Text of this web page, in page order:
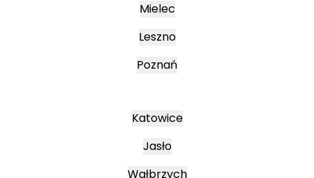
Mielec
Leszno
Poznań
Katowice
Jasło
Wałbrzych